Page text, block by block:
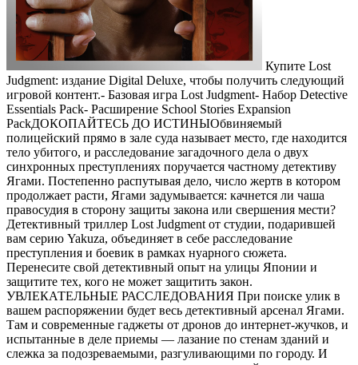
Купите Lost
Judgment: издание Digital Deluxe, чтобы получить следующий
игровой контент.- Базовая игра Lost Judgment- Набор Detective
Essentials Pack- Расширение School Stories Expansion
PackДОКОПАЙТЕСЬ ДО ИСТИНЫОбвиняемый
полицейский прямо в зале суда называет место, где находится
тело убитого, и расследование загадочного дела о двух
синхронных преступлениях поручается частному детективу
Ягами. Постепенно распутывая дело, число жертв в котором
продолжает расти, Ягами задумывается: качнется ли чаша
правосудия в сторону защиты закона или свершения мести?
Детективный триллер Lost Judgment от студии, подарившей
вам серию Yakuza, объединяет в себе расследование
преступления и боевик в рамках нуарного сюжета.
Перенесите свой детективный опыт на улицы Японии и
защитите тех, кого не может защитить закон.
УВЛЕКАТЕЛЬНЫЕ РАССЛЕДОВАНИЯ При поиске улик в
вашем распоряжении будет весь детективный арсенал Ягами.
Там и современные гаджеты от дронов до интернет-жучков, и
испытанные в деле приемы — лазание по стенам зданий и
слежка за подозреваемыми, разгуливающими по городу. И